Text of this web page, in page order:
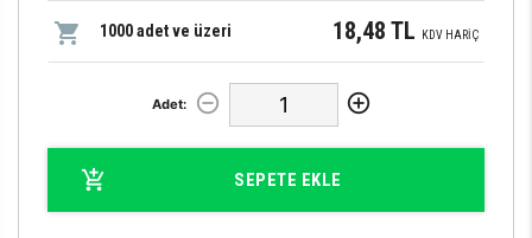
1000 adet ve üzeri 18,48 TL KDV HARİÇ
Adet:
SEPETE EKLE